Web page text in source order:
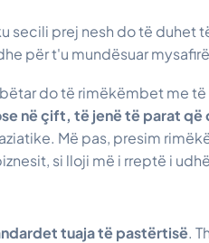
secili prej nesh do të duhet
për t'u mundësuar
do të rimëkëmbet me të
në çift, të jenë të parat që
Më pas, presim
si lloji më i rreptë i
tuaja të pastërtisë.